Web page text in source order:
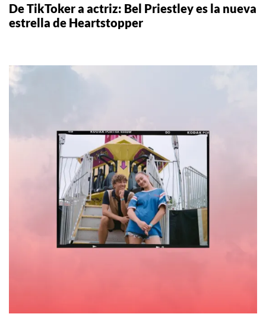
De TikToker a actriz: Bel Priestley es la nueva
estrella de Heartstopper